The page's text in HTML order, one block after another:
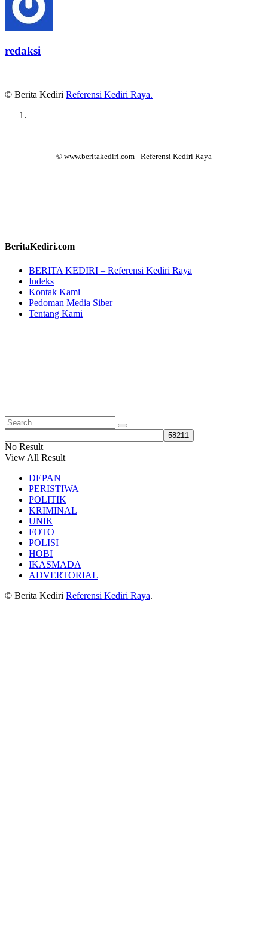
redaksi
© Berita Kediri Referensi Kediri Raya.
© www.beritakediri.com - Referensi Kediri Raya
BeritaKediri.com
BERITA KEDIRI – Referensi Kediri Raya
Indeks
Kontak Kami
Pedoman Media Siber
Tentang Kami
No Result
View All Result
DEPAN
PERISTIWA
POLITIK
KRIMINAL
UNIK
FOTO
POLISI
HOBI
IKASMADA
ADVERTORIAL
© Berita Kediri Referensi Kediri Raya.